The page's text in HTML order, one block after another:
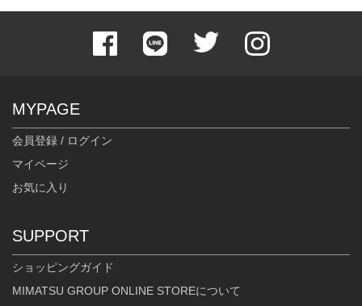
MYPAGE
会員登録 / ログイン
マイページ
お気に入り
SUPPORT
ショッピングガイド
MIMATSU GROUP ONLINE STOREについて